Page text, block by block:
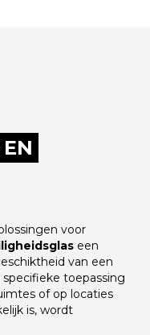
voor
een
van een
toepassing
of op locaties
is, wordt